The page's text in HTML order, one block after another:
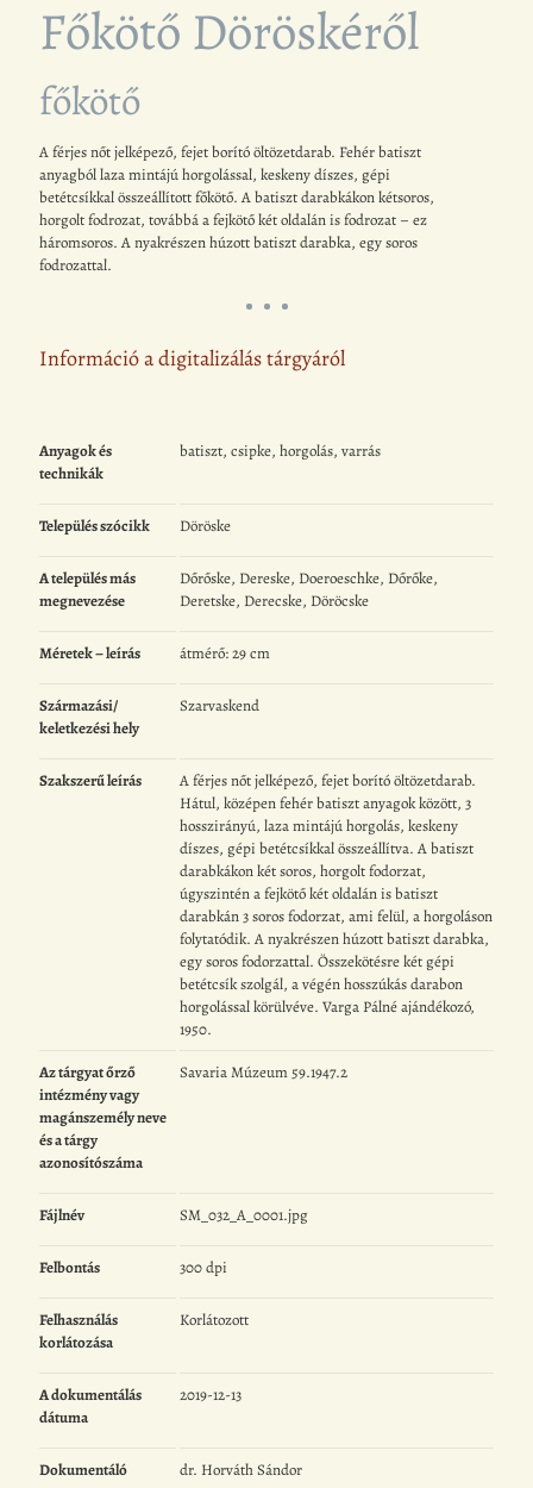
Főkötő Döröskéről
főkötő
A férjes nőt jelképező, fejet borító öltözetdarab. Fehér batiszt
anyagból laza mintájú horgolással, keskeny díszes, gépi
betétcsíkkal összeállított főkötő. A batiszt darabkákon kétsoros,
horgolt fodrozat, továbbá a fejkötő két oldalán is fodrozat – ez
háromsoros. A nyakrészen húzott batiszt darabka, egy soros
fodrozattal.
Információ a digitalizálás tárgyáról
Anyagok és
technikák
batiszt, csipke, horgolás, varrás
Település szócikk Döröske
A település más
megnevezése
Dőrőske, Dereske, Doeroeschke, Dőrőke,
Deretske, Derecske, Döröcske
Méretek – leírás átmérő: 29 cm
Származási/
keletkezési hely
Szarvaskend
Szakszerű leírás
A férjes nőt jelképező, fejet borító öltözetdarab.
Hátul, középen fehér batiszt anyagok között, 3
hosszirányú, laza mintájú horgolás, keskeny
díszes, gépi betétcsíkkal összeállítva. A batiszt
darabkákon két soros, horgolt fodorzat,
úgyszintén a fejkötő két oldalán is batiszt
darabkán 3 soros fodorzat, ami felül, a horgoláson
folytatódik. A nyakrészen húzott batiszt darabka,
egy soros fodorzattal. Összekötésre két gépi
betétcsík szolgál, a végén hosszúkás darabon
horgolással körülvéve. Varga Pálné ajándékozó,
1950.
Az tárgyat őrző
intézmény vagy
magánszemély neve
és a tárgy
azonosítószáma
Savaria Múzeum 59.1947.2
Fájlnév SM_032_A_0001.jpg
Felbontás 300 dpi
Felhasználás
korlátozása
Korlátozott
A dokumentálás
dátuma
2019-12-13
Dokumentáló dr. Horváth Sándor